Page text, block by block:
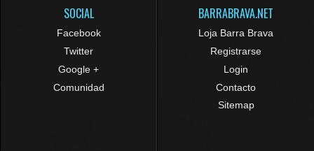
SOCIAL
Facebook
Twitter
Google +
Comunidad
BARRABRAVA.NET
Loja Barra Brava
Registrarse
Login
Contacto
Sitemap